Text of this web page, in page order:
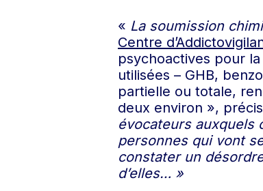
« La soumission
Centre
psychoactives pour
utilisées – GHB,
partielle ou totale,
deux environ »,
évocateurs auxquels
personnes qui vont
constater un
d’elles… »